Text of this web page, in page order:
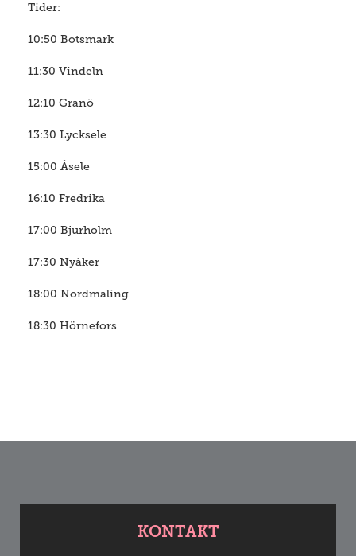
Tider:
10:50 Botsmark
11:30 Vindeln
12:10 Granö
13:30 Lycksele
15:00 Åsele
16:10 Fredrika
17:00 Bjurholm
17:30 Nyåker
18:00 Nordmaling
18:30 Hörnefors
KONTAKT